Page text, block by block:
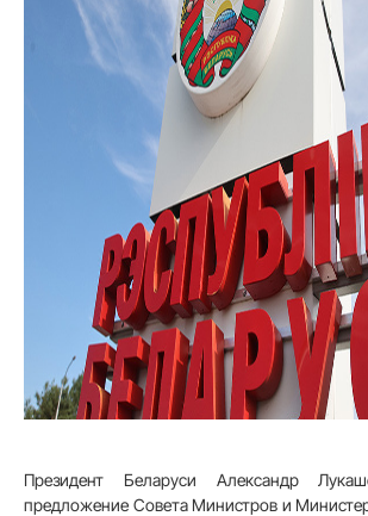
Президент Беларуси Александр
предложение Совета Министров и